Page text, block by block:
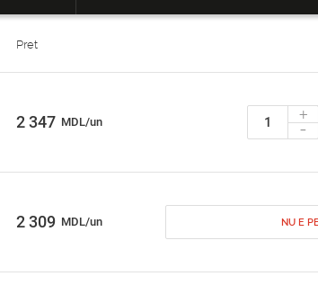
Pret
2 347 MDL/un +
-
2 309 MDL/un NU E